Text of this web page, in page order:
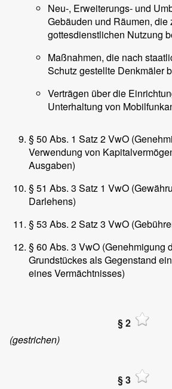
Neu-, Erweiterungs- und
Gebäuden und Räumen, die
gottesdienstlichen Nutzung
Maßnahmen, die nach
Schutz gestellte Denkmäler
Verträgen über die
Unterhaltung von
§ 50 Abs. 1 Satz 2 VwO
Verwendung von
Ausgaben)
§ 51 Abs. 3 Satz 1 VwO
Darlehens)
§ 53 Abs. 2 Satz 3 VwO
§ 60 Abs. 3 VwO (Genehmigung
Grundstückes als Gegenstand
eines Vermächtnisses)
§ 2
(gestrichen)
§ 3